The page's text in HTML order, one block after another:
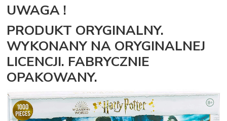
UWAGA !
PRODUKT ORYGINALNY.
WYKONANY NA ORYGINALNEJ
LICENCJI. FABRYCZNIE
OPAKOWANY.